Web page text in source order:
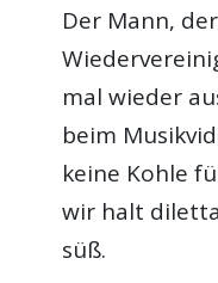
Der Mann,
mal wieder
beim
keine Kohle
wir halt
süß.